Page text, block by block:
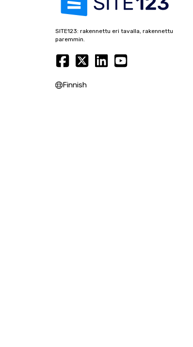
SITE123: rakennettu eri tavalla, rakennettu
paremmin.
Finnish